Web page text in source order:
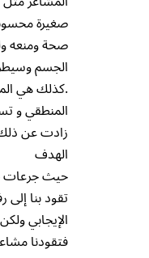
صغيرة
صحة ومنعه
الجسم
.كذلك هي
المنطقي و
زادت عن
الهدف
حيث جرعات
تقود بنا إلى
الإيجابي
فتقودنا